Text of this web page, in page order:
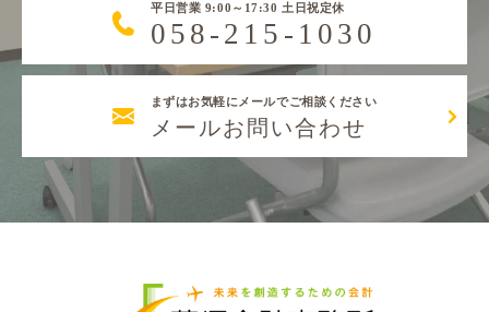
平日営業 9:00～17:30 土日祝定休
058-215-1030
まずはお気軽にメールでご相談ください
メールお問い合わせ